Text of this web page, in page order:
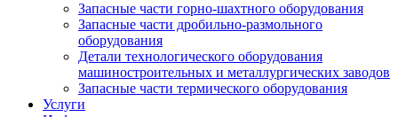
Запасные части горно-шахтного оборудования
Запасные части дробильно-размольного
оборудования
Детали технологического оборудования
машиностроительных и металлургических заводов
Запасные части термического оборудования
Услуги